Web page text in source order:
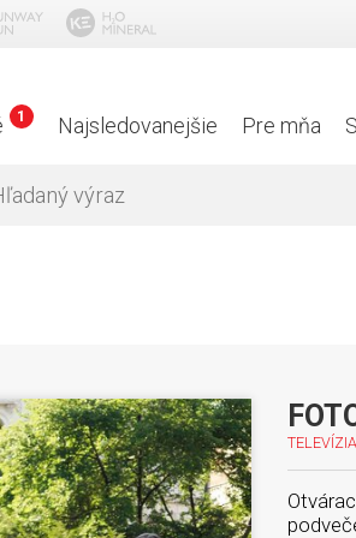
1 Najsledovanejšie Pre mňa